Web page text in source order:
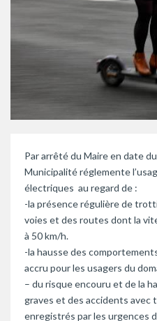
Par arrêté du Maire en date
Municipalité réglemente
électriques au regard de :
-la présence régulière de
voies et des routes dont la
à 50 km/h.
-la hausse des
accru pour les usagers du
– du risque encouru et de la
graves et des accidents avec
enregistrés par les urgences